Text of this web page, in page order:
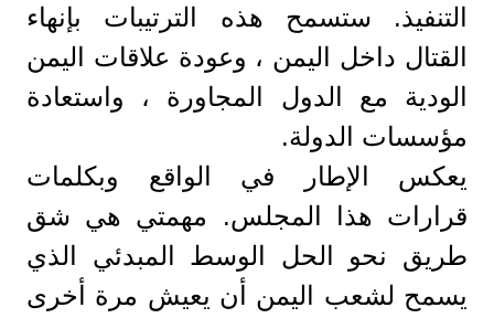
التنفيذ. ستسمح هذه الترتيبات بإنهاء
القتال داخل اليمن ، وعودة علاقات اليمن
الودية مع الدول المجاورة ، واستعادة
مؤسسات الدولة.
يعكس الإطار في الواقع وبكلمات
قرارات هذا المجلس. مهمتي هي شق
طريق نحو الحل الوسط المبدئي الذي
يسمح لشعب اليمن أن يعيش مرة أخرى